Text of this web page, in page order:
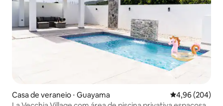
Casa de veraneio ⋅ Guayama 4,96 de uma
4,96 (204)